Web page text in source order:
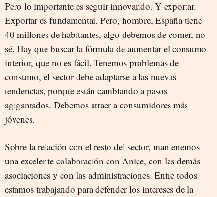
Pero lo importante es seguir innovando. Y exportar.
Exportar es fundamental. Pero, hombre, España tiene
40 millones de habitantes, algo debemos de comer, no
sé. Hay que buscar la fórmula de aumentar el consumo
interior, que no es fácil. Tenemos problemas de
consumo, el sector debe adaptarse a las nuevas
tendencias, porque están cambiando a pasos
agigantados. Debemos atraer a consumidores más
jóvenes.
Sobre la relación con el resto del sector, mantenemos
una excelente colaboración con Anice, con las demás
asociaciones y con las administraciones. Entre todos
estamos trabajando para defender los intereses de la